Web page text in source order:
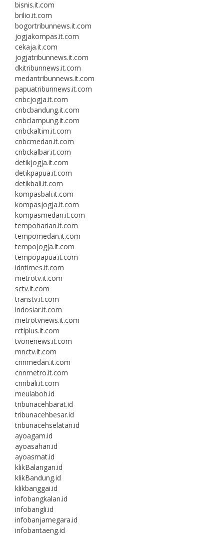
bisnis.it.com
brilio.it.com
bogortribunnews.it.com
jogjakompas.it.com
cekaja.it.com
jogjatribunnews.it.com
dkitribunnews.it.com
medantribunnews.it.com
papuatribunnews.it.com
cnbcjogja.it.com
cnbcbandung.it.com
cnbclampung.it.com
cnbckaltim.it.com
cnbcmedan.it.com
cnbckalbar.it.com
detikjogja.it.com
detikpapua.it.com
detikbali.it.com
kompasbali.it.com
kompasjogja.it.com
kompasmedan.it.com
tempoharian.it.com
tempomedan.it.com
tempojogja.it.com
tempopapua.it.com
idntimes.it.com
metrotv.it.com
sctv.it.com
transtv.it.com
indosiar.it.com
metrotvnews.it.com
rctiplus.it.com
tvonenews.it.com
mnctv.it.com
cnnmedan.it.com
cnnmetro.it.com
cnnbali.it.com
meulaboh.id
tribunacehbarat.id
tribunacehbesar.id
tribunacehselatan.id
ayoagam.id
ayoasahan.id
ayoasmat.id
klikBalangan.id
klikBandung.id
klikbanggai.id
infobangkalan.id
infobangli.id
infobanjarnegara.id
infobantaeng.id